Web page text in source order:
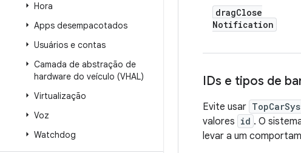
Hora
Apps desempacotados
Usuários e contas
Camada de abstração de
hardware do veículo (VHAL)
Virtualização
Voz
Watchdog
dragClose
Notification
IDs e tipos de
Evite usar
valores id . O
levar a um